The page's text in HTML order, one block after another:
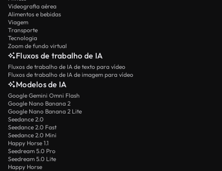
Videografia aérea
Alimentos e bebidas
Viagem
Transporte
Tecnologia
Zoom de fundo virtual
Fluxos de trabalho de IA
Fluxos de trabalho de IA de texto para vídeo
Fluxos de trabalho de IA de imagem para vídeo
Modelos de IA
Google Gemini Omni Flash
Google Nano Banana 2
Google Nano Banana 2 Lite
Seedance 2.0
Seedance 2.0 Fast
Seedance 2.0 Mini
Happy Horse 1.1
Seedream 5.0 Pro
Seedream 5.0 Lite
Happy Horse